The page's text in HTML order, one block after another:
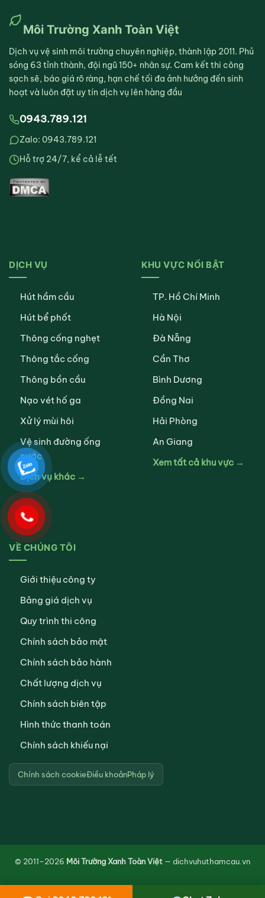
Môi Trường Xanh Toàn Việt
Dịch vụ vệ sinh môi trường chuyên nghiệp, thành lập 2011. Phủ
sóng 63 tỉnh thành, đội ngũ 150+ nhân sự. Cam kết thi công
sạch sẽ, báo giá rõ ràng, hạn chế tối đa ảnh hưởng đến sinh
hoạt và luôn đặt uy tín dịch vụ lên hàng đầu
0943.789.121
Zalo: 0943.789.121
Hỗ trợ 24/7, kể cả lễ tết
DỊCH VỤ
Hút hầm cầu
Hút bể phốt
Thông cống nghẹt
Thông tắc cống
Thông bồn cầu
Nạo vét hố ga
Xử lý mùi hôi
Vệ sinh đường ống
nước
Dịch vụ khác →
KHU VỰC NỔI BẬT
TP. Hồ Chí Minh
Hà Nội
Đà Nẵng
Cần Thơ
Bình Dương
Đồng Nai
Hải Phòng
An Giang
Xem tất cả khu vực →
VỀ CHÚNG TÔI
Giới thiệu công ty
Bảng giá dịch vụ
Quy trình thi công
Chính sách bảo mật
Chính sách bảo hành
Chất lượng dịch vụ
Chính sách biên tập
Hình thức thanh toán
Chính sách khiếu nại
Chính sách cookieĐiều khoảnPháp lý
© 2011–2026 Môi Trường Xanh Toàn Việt — dichvuhuthamcau.vn